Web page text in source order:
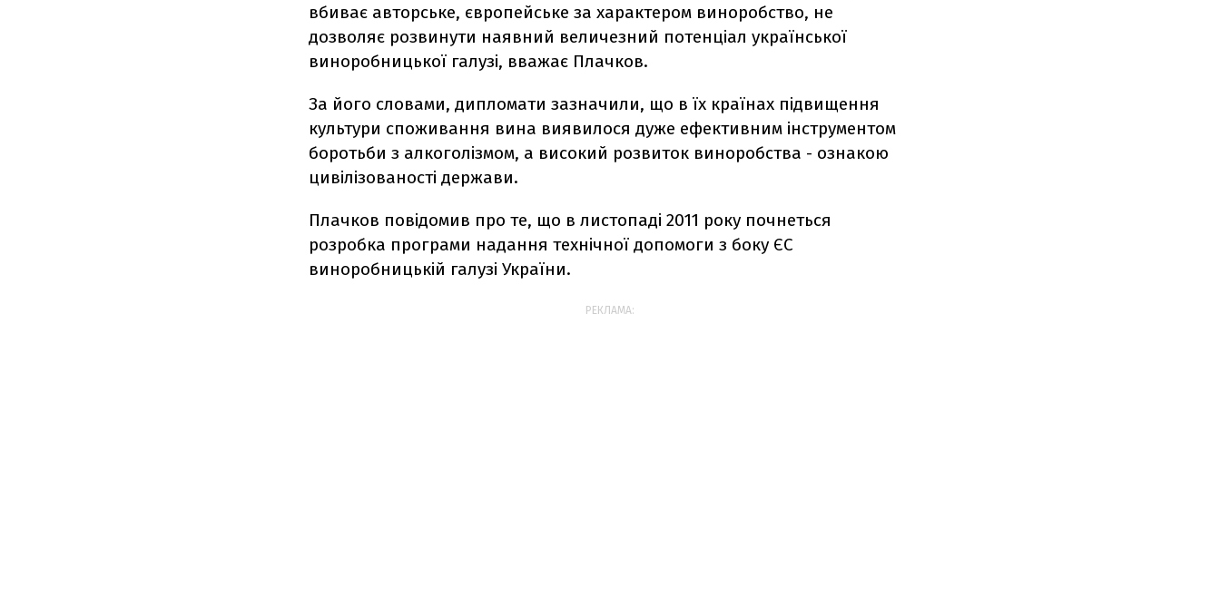
вбиває авторське, європейське за характером виноробство, не
дозволяє розвинути наявний величезний потенціал української
виноробницької галузі, вважає Плачков.
За його словами, дипломати зазначили, що в їх країнах підвищення
культури споживання вина виявилося дуже ефективним інструментом
боротьби з алкоголізмом, а високий розвиток виноробства - ознакою
цивілізованості держави.
Плачков повідомив про те, що в листопаді 2011 року почнеться
розробка програми надання технічної допомоги з боку ЄС
виноробницькій галузі України.
РЕКЛАМА: